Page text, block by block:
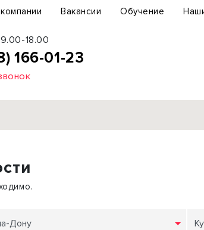
Вакансии Обучение
18.00
166-01-23
Дону